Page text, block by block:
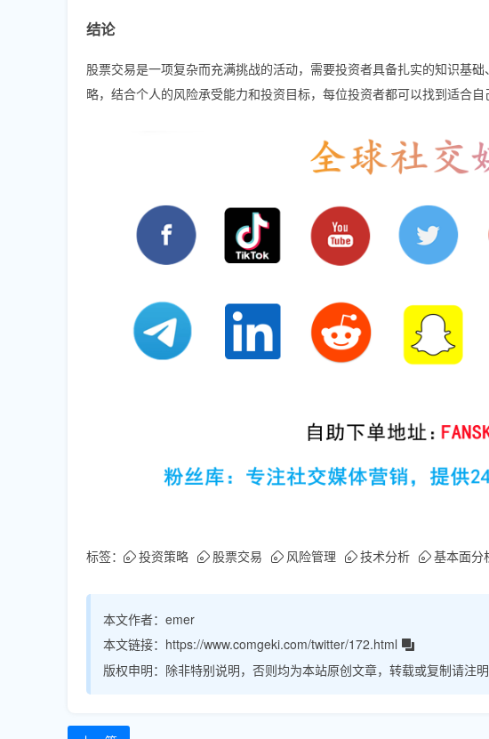
结论
股票交易是一项复杂而充满挑战的活动，需要投资者具备扎实的知识基
略，结合个人的风险承受能力和投资目标，每位投资者都可以找到适合自
标签： 投资策略 股票交易 风险管理 技术分析 基本面分
本文作者： emer
本文链接： https://www.comgeki.com/twitter/172.html
版权申明： 除非特别说明，否则均为本站原创文章，转载或复制请注明